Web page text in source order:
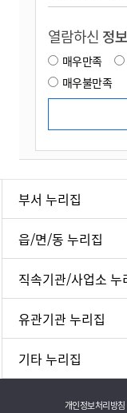
열람하신 정
매우만족
매우불만족
부서 누리집
읍/면/동 누리집
직속기관/사업소 누
유관기관 누리집
기타 누리집
개인정보처리방침